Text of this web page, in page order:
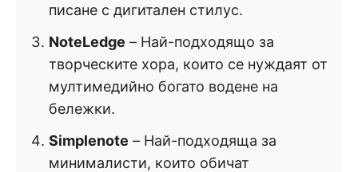
писане с дигитален стилус.
NoteLedge – Най-подходящо за
творческите хора, които се нуждаят от
мултимедийно богато водене на
бележки.
Simplenote – Най-подходяща за
минималисти, които обичат